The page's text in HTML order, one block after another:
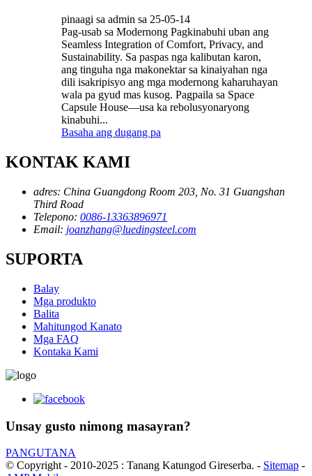
pinaagi sa admin sa 25-05-14
Pag-usab sa Modernong Pagkinabuhi uban ang
Seamless Integration of Comfort, Privacy, and
Sustainability. Sa paspas nga kalibutan karon,
ang tinguha nga makonektar sa kinaiyahan nga
dili isakripisyo ang mga modernong kaharuhayan
wala pa gyud mas kusog. Pagpaila sa Space
Capsule House—usa ka rebolusyonaryong
kinabuhi...
Basaha ang dugang pa
KONTAK KAMI
adres: China Guangdong Room 203, No. 31 Guangshan
Third Road
Telepono: 0086-13363896971
Email: joanzhang@luedingsteel.com
SUPORTA
Balay
Mga produkto
Balita
Mahitungod Kanato
Mga FAQ
Kontaka Kami
Unsay gusto nimong masayran?
PANGUTANA
© Copyright - 2010-2025 : Tanang Katungod Gireserba. - Sitemap -